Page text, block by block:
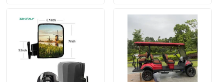
جولة في المعمل
مراقبة الجودة